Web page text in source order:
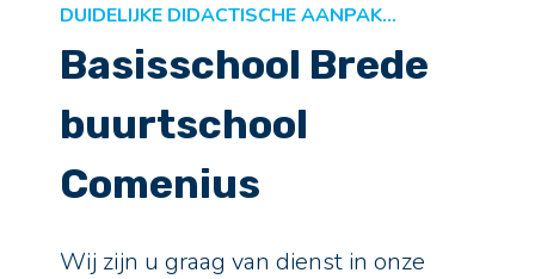
DUIDELIJKE DIDACTISCHE AANPAK…
Basisschool Brede
buurtschool
Comenius
Wij zijn u graag van dienst in onze